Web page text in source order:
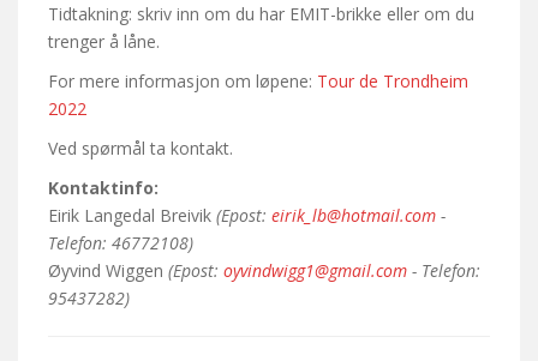
Tidtakning: skriv inn om du har EMIT-brikke eller om du
trenger å låne.
For mere informasjon om løpene: Tour de Trondheim
2022
Ved spørmål ta kontakt.
Kontaktinfo:
Eirik Langedal Breivik (Epost: eirik_lb@hotmail.com -
Telefon: 46772108)
Øyvind Wiggen (Epost: oyvindwigg1@gmail.com - Telefon:
95437282)